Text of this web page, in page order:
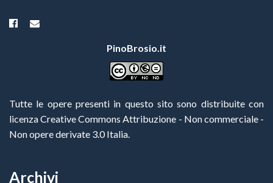
PinoBrosio.it
Tutte le opere presenti in questo sito sono distribuite con
licenza Creative Commons Attribuzione - Non commerciale -
Non opere derivate 3.0 Italia.
Archivi